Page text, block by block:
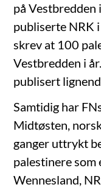
på Vestbredden
publiserte NRK
skrev at 100
Vestbredden i
publisert
Samtidig har
Midtøsten,
ganger uttrykt
palestinere
Wennesland,